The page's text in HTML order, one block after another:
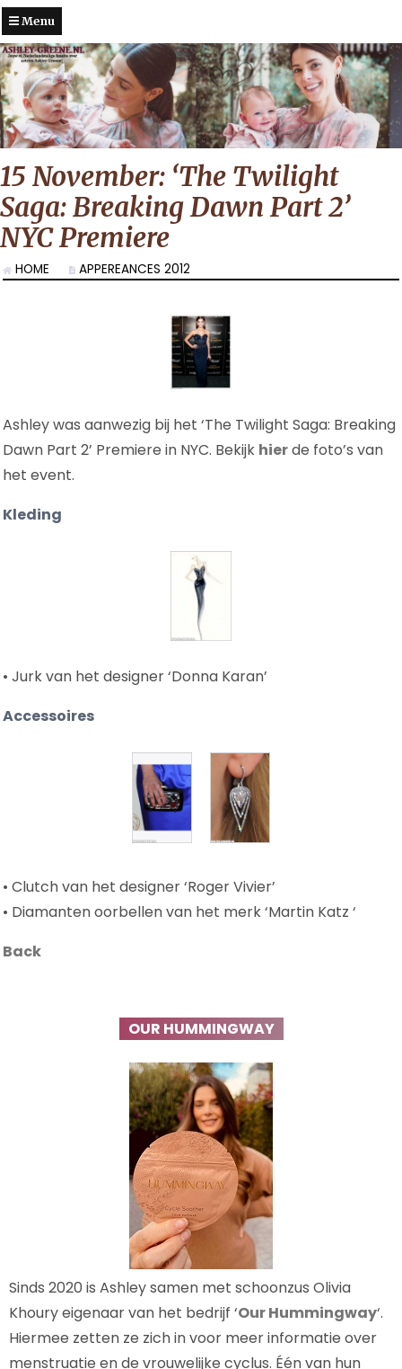
Menu
15 November: ‘The Twilight
Saga: Breaking Dawn Part 2’
NYC Premiere
HOME APPEREANCES 2012
Ashley was aanwezig bij het ‘The Twilight Saga: Breaking
Dawn Part 2’ Premiere in NYC. Bekijk hierde foto’s van
het event.
Kleding
• Jurk van het designer ‘Donna Karan’
Accessoires
• Clutch van het designer ‘Roger Vivier’
• Diamanten oorbellen van het merk ‘Martin Katz ‘
Back
OUR HUMMINGWAY
Sinds 2020 is Ashley samen met schoonzus Olivia
Khoury eigenaar van het bedrijf ‘Our Hummingway‘.
Hiermee zetten ze zich in voor meer informatie over
menstruatie en de vrouwelijke cyclus. Één van hun